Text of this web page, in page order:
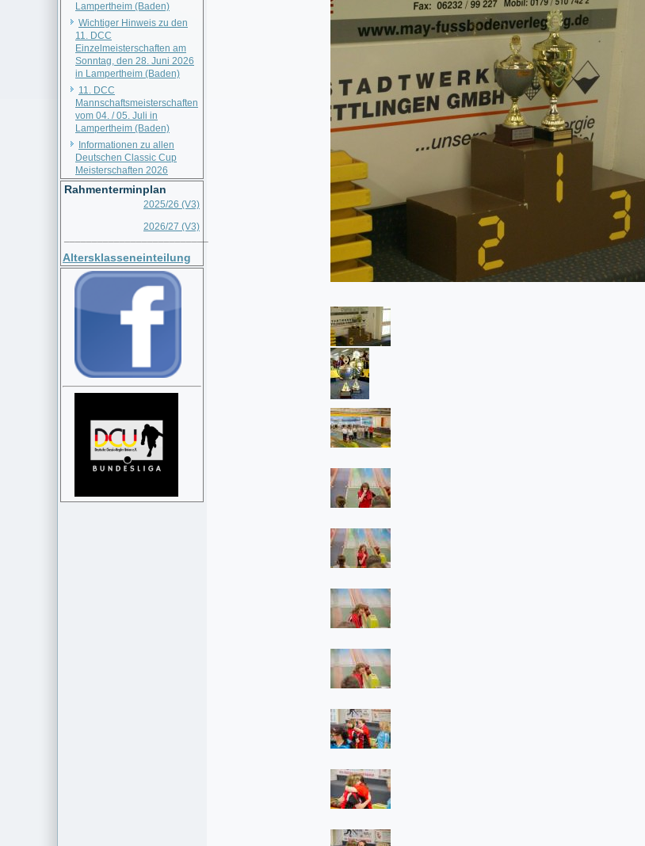
Lampertheim (Baden)
Wichtiger Hinweis zu den
11. DCC
Einzelmeisterschaften am
Sonntag, den 28. Juni 2026
in Lampertheim (Baden)
11. DCC
Mannschaftsmeisterschaften
vom 04. / 05. Juli in
Lampertheim (Baden)
Informationen zu allen
Deutschen Classic Cup
Meisterschaften 2026
Rahmenterminplan
2025/26 (V3)
2026/27 (V3)
Altersklasseneinteilung